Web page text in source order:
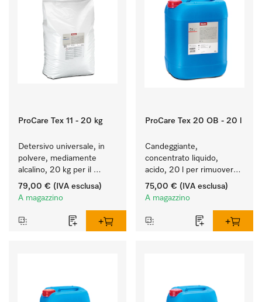
ProCare Tex 11 - 20 kg
Detersivo universale, in
polvere, mediamente
alcalino, 20 kg per il
lavaggio di capi bianchi e
colorati resistenti.
79,00 € (IVA esclusa)
A magazzino
ProCare Tex 20 OB - 20 l
Candeggiante,
concentrato liquido,
acido, 20 l per rimuovere
efficacemente le macchie
più ostinate.
75,00 € (IVA esclusa)
A magazzino